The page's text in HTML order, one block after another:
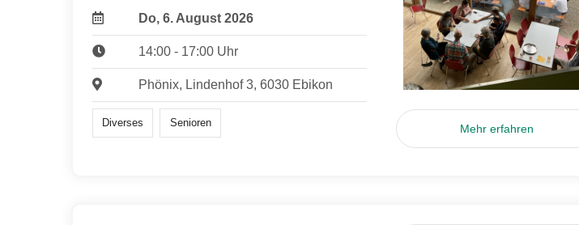
Do, 6. August 2026
14:00 - 17:00 Uhr
Phönix, Lindenhof 3, 6030 Ebikon
Diverses Senioren Mehr erfahren